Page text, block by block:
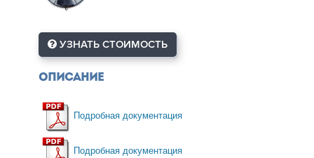
УЗНАТЬ СТОИМОСТЬ
Описание
Подробная документация
Подробная документация